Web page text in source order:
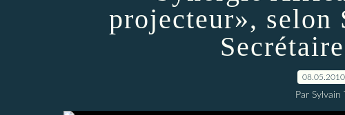
projecteur», selon
08.05.2010
Par Sylvain